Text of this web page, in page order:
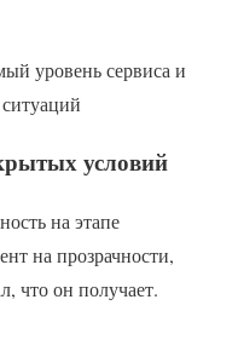
уровень сервиса и
условий
на этапе
на прозрачности,
что он получает.